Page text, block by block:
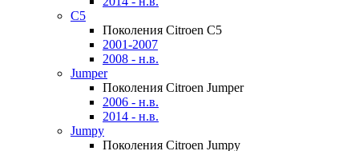
C5
Поколения Citroen C5
2001-2007
2008 - н.в.
Jumper
Поколения Citroen Jumper
2006 - н.в.
2014 - н.в.
Jumpy
Поколения Citroen Jumpy